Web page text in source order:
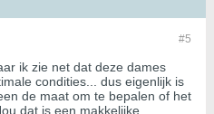
#5
ik zie net dat deze dames
condities... dus eigenlijk is
de maat om te bepalen of het
dat is een makkelijke